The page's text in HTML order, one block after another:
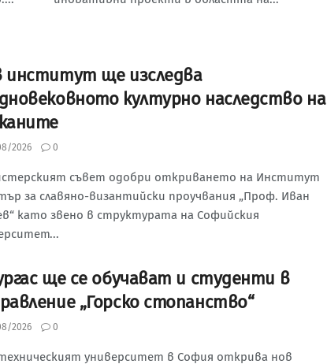
институт ще изследва
културно наследство на
2026 0
съвет одобри откриването на Институт
за славяно-византийски проучвания „Проф. Иван
като звено в структурата на Софийския
ще се обучават и студенти в
„Горско стопанство“
2026 0
университет в София открива нов